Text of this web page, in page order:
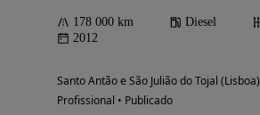
178 000 km Diesel
2012
Santo Antão e São Julião do Tojal (Lisboa)
Profissional • Publicado